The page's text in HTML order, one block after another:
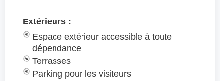
Extérieurs :
Espace extérieur accessible à toute
dépendance
Terrasses
Parking pour les visiteurs